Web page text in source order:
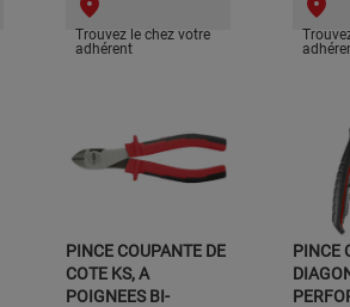
Trouvez le chez votre
adhérent
PINCE COUPANTE DE
COTE KS, A
POIGNEES BI-
PINCE